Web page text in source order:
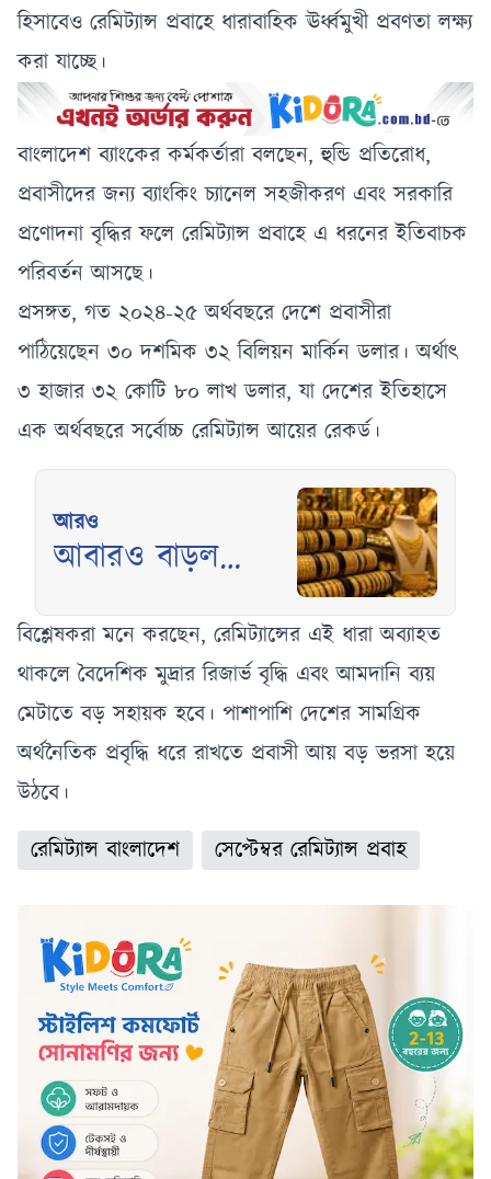
হিসাবেও রেমিট্যান্স প্রবাহে ধারাবাহিক ঊর্ধ্বমুখী প্রবণতা লক্ষ্য
করা যাচ্ছে।
বাংলাদেশ ব্যাংকের কর্মকর্তারা বলছেন, হুন্ডি প্রতিরোধ,
প্রবাসীদের জন্য ব্যাংকিং চ্যানেল সহজীকরণ এবং সরকারি
প্রণোদনা বৃদ্ধির ফলে রেমিট্যান্স প্রবাহে এ ধরনের ইতিবাচক
পরিবর্তন আসছে।
প্রসঙ্গত, গত ২০২৪-২৫ অর্থবছরে দেশে প্রবাসীরা
পাঠিয়েছেন ৩০ দশমিক ৩২ বিলিয়ন মার্কিন ডলার। অর্থাৎ
৩ হাজার ৩২ কোটি ৮০ লাখ ডলার, যা দেশের ইতিহাসে
এক অর্থবছরে সর্বোচ্চ রেমিট্যান্স আয়ের রেকর্ড।
আরও
আবারও বাড়ল
সোনার দাম
বিশ্লেষকরা মনে করছেন, রেমিট্যান্সের এই ধারা অব্যাহত
থাকলে বৈদেশিক মুদ্রার রিজার্ভ বৃদ্ধি এবং আমদানি ব্যয়
মেটাতে বড় সহায়ক হবে। পাশাপাশি দেশের সামগ্রিক
অর্থনৈতিক প্রবৃদ্ধি ধরে রাখতে প্রবাসী আয় বড় ভরসা হয়ে
উঠবে।
রেমিট্যান্স বাংলাদেশ
সেপ্টেম্বর রেমিট্যান্স প্রবাহ